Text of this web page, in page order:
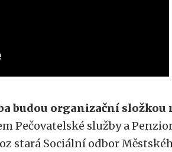
budou organizační složkou
Pečovatelské služby a
stará Sociální odbor